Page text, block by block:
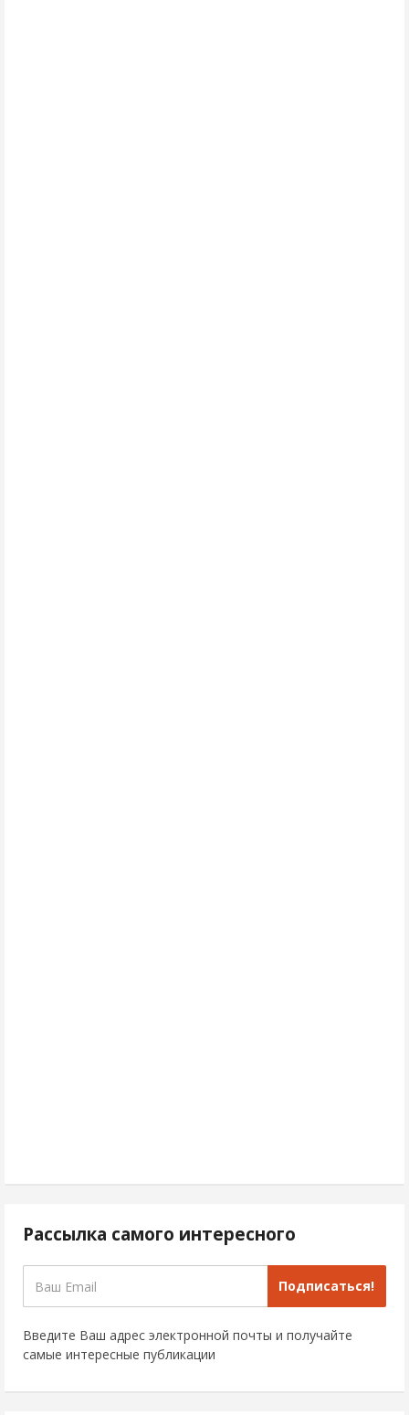
Рассылка самого интересного
Подписаться!
Введите Ваш адрес электронной почты и получайте
самые интересные публикации